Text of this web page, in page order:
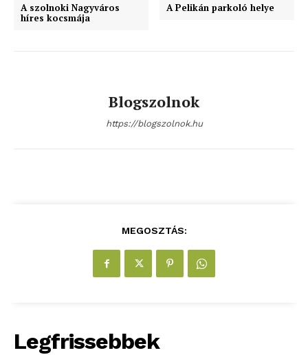
A szolnoki Nagyváros
híres kocsmája
A Pelikán parkoló helye
Blogszolnok
https://blogszolnok.hu
MEGOSZTÁS:
Legfrissebbek